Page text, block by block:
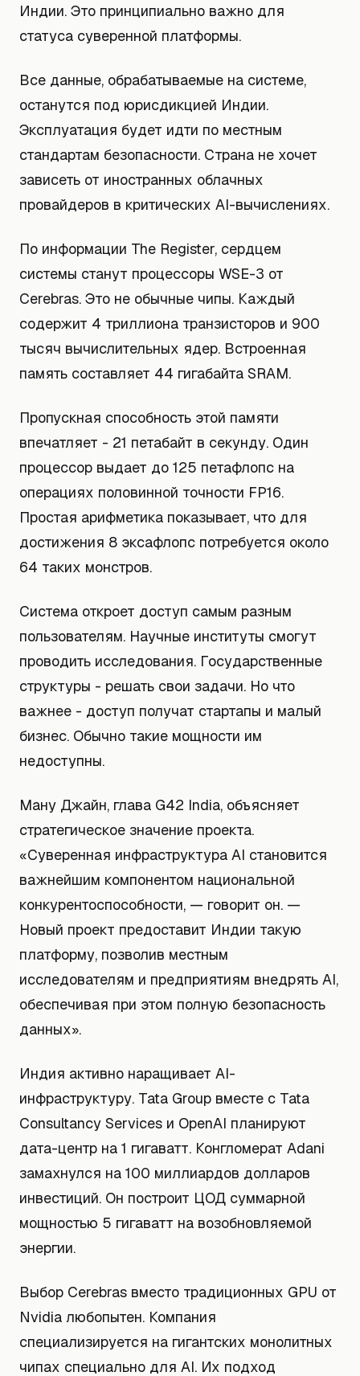
Индии. Это принципиально важно для
статуса суверенной платформы.
Все данные, обрабатываемые на системе,
останутся под юрисдикцией Индии.
Эксплуатация будет идти по местным
стандартам безопасности. Страна не хочет
зависеть от иностранных облачных
провайдеров в критических AI-вычислениях.
По информации The Register, сердцем
системы станут процессоры WSE-3 от
Cerebras. Это не обычные чипы. Каждый
содержит 4 триллиона транзисторов и 900
тысяч вычислительных ядер. Встроенная
память составляет 44 гигабайта SRAM.
Пропускная способность этой памяти
впечатляет - 21 петабайт в секунду. Один
процессор выдает до 125 петафлопс на
операциях половинной точности FP16.
Простая арифметика показывает, что для
достижения 8 эксафлопс потребуется около
64 таких монстров.
Система откроет доступ самым разным
пользователям. Научные институты смогут
проводить исследования. Государственные
структуры - решать свои задачи. Но что
важнее - доступ получат стартапы и малый
бизнес. Обычно такие мощности им
недоступны.
Ману Джайн, глава G42 India, объясняет
стратегическое значение проекта.
«Суверенная инфраструктура AI становится
важнейшим компонентом национальной
конкурентоспособности, — говорит он. —
Новый проект предоставит Индии такую
платформу, позволив местным
исследователям и предприятиям внедрять AI,
обеспечивая при этом полную безопасность
данных».
Индия активно наращивает AI-
инфраструктуру. Tata Group вместе с Tata
Consultancy Services и OpenAI планируют
дата-центр на 1 гигаватт. Конгломерат Adani
замахнулся на 100 миллиардов долларов
инвестиций. Он построит ЦОД суммарной
мощностью 5 гигаватт на возобновляемой
энергии.
Выбор Cerebras вместо традиционных GPU от
Nvidia любопытен. Компания
специализируется на гигантских монолитных
чипах специально для AI. Их подход